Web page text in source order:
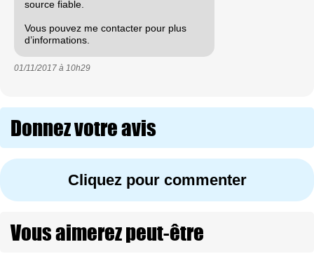
source fiable.
Vous pouvez me contacter pour plus
d’informations.
01/11/2017 à 10h29
Donnez votre avis
Cliquez pour commenter
Vous aimerez peut-être